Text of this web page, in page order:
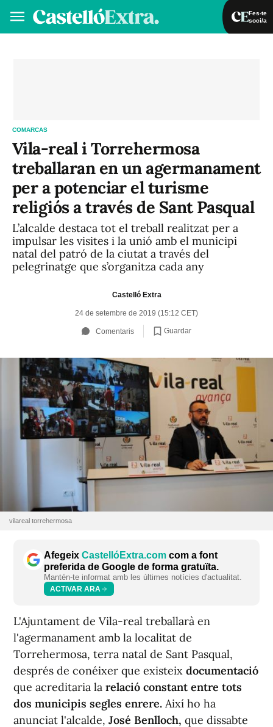
Fes-te
soci/a
COMARCAS
Vila-real i Torrehermosa
treballaran en un agermanament
per a potenciar el turisme
religiós a través de Sant Pasqual
L’alcalde destaca tot el treball realitzat per a
impulsar les visites i la unió amb el municipi
natal del patró de la ciutat a través del
pelegrinatge que s’organitza cada any
Castelló Extra
24 de setembre de 2019 (15:12 CET)
Comentaris Guardar
vilareal torrehermosa
Afegeix CastellóExtra.com com a font
preferida de Google de forma gratuïta.
Mantén-te informat amb les últimes notícies d'actualitat.
ACTIVAR ARA
L'Ajuntament de Vila-real treballarà en
l'agermanament amb la localitat de
Torrehermosa, terra natal de Sant Pasqual,
després de conéixer que existeix documentació
que acreditaria la relació constant entre tots
dos municipis segles enrere. Així ho ha
anunciat l'alcalde, José Benlloch, que dissabte